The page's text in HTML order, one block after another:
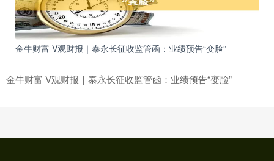
金牛财富 V观财报｜泰永长征收监管函：业绩预告“变脸”
金牛财富 V观财报｜泰永长征收监管函：业绩预告“变脸”